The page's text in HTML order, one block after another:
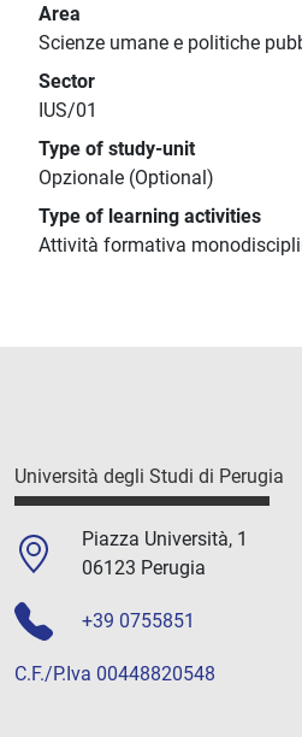
Area
Scienze umane e politiche
Sector
IUS/01
Type of study-unit
Opzionale (Optional)
Type of learning activities
Attività formativa
Università degli Studi di Perugia
Piazza Università, 1
06123 Perugia
+39 0755851
C.F./P.Iva 00448820548